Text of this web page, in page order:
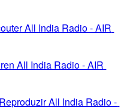
All India Radio - AIR
All India Radio - AIR
Reproduzir All India Radio -